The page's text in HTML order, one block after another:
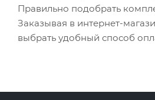
Правильно подобрать
Заказывая в интернет-
выбрать удобный способ